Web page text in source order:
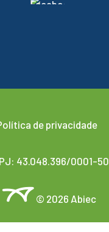
de privacidade
43.048.396/0001-50
© 2026 Abiec